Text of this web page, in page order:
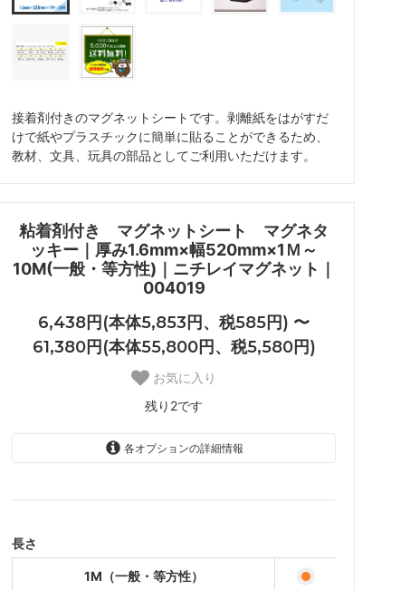
接着剤付きのマグネットシートです。剥離紙をはがすだ
けで紙やプラスチックに簡単に貼ることができるため、
教材、文具、玩具の部品としてご利用いただけます。
粘着剤付き マグネットシート マグネタ
ッキー｜厚み1.6mm×幅520mm×1Ｍ～
10M(一般・等方性)｜ニチレイマグネット｜
004019
6,438円(本体5,853円、税585円) 〜
61,380円(本体55,800円、税5,580円)
お気に入り
残り2です
各オプションの詳細情報
1,143円)
長さ
1M（一般・等方性）